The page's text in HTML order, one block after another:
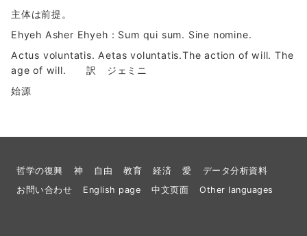
主体は前提。
Ehyeh Asher Ehyeh：Sum qui sum. Sine nomine.
Actus voluntatis. Aetas voluntatis.The action of will. The
age of will. 訳 ジェミニ
始源
哲学の復興 神 自由 教育 経済 愛
データ分析資料
お問い合わせ
English page 中文页面 Other languages